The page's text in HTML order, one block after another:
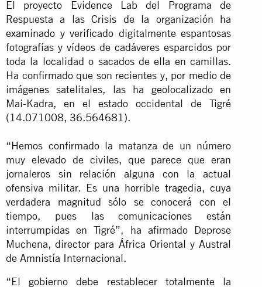
El proyecto Evidence Lab del Programa de
Respuesta a las Crisis de la organización ha
examinado y verificado digitalmente espantosas
fotografías y vídeos de cadáveres esparcidos por
toda la localidad o sacados de ella en camillas.
Ha confirmado que son recientes y, por medio de
imágenes satelitales, las ha geolocalizado en
Mai-Kadra, en el estado occidental de Tigré
(14.071008, 36.564681).
“Hemos confirmado la matanza de un número
muy elevado de civiles, que parece que eran
jornaleros sin relación alguna con la actual
ofensiva militar. Es una horrible tragedia, cuya
verdadera magnitud sólo se conocerá con el
tiempo, pues las comunicaciones están
interrumpidas en Tigré”, ha afirmado Deprose
Muchena, director para África Oriental y Austral
de Amnistía Internacional.
“El gobierno debe restablecer totalmente la